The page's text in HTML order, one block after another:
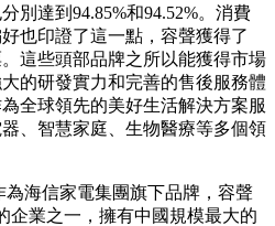
別達到94.85%和94.52%。消費
也印證了這一點，容聲獲得了
這些頭部品牌之所以能獲得市場
的研發實力和完善的售後服務體
全球領先的美好生活解決方案服
、智慧家庭、生物醫療等多個領
為海信家電集團旗下品牌，容聲
企業之一，擁有中國規模最大的